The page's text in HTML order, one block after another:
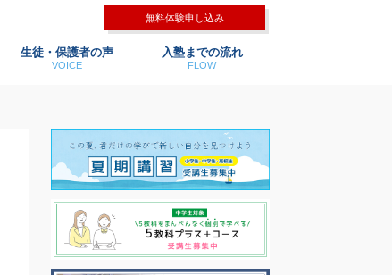
無料体験申し込み
生徒・保護者の声
VOICE
入塾までの流れ
FLOW